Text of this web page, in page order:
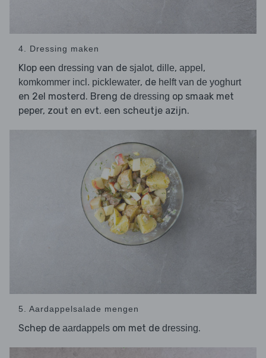
4. Dressing maken
Klop een dressing van de sjalot, dille, appel ,
komkommer incl. picklewater, de helft van de yoghurt
en 2el mosterd. Breng de dressing op smaak met
peper, zout en evt. een scheutje azijn.
5. Aardappelsalade mengen
Schep de aardappels om met de dressing.